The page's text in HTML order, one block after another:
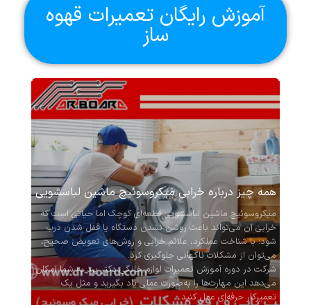
آموزش رایگان تعمیرات قهوه
ساز
همه چیز درباره خرابی میکروسوئیچ ماشین لباسشویی
میکروسوئیچ ماشین لباسشویی قطعه‌ای کوچک اما حیاتی است که
خرابی آن می‌تواند باعث روشن نشدن دستگاه یا قفل شدن درب
شود؛ با شناخت عملکرد، علائم خرابی و روش‌های تعویض صحیح،
می‌توان از مشکلات ناگهانی جلوگیری کرد.
شرکت در دوره آموزش تعمیرات لوازم خانگی دکتر برد به شما امکان
می‌دهد این مهارت‌ها را به‌صورت عملی یاد بگیرید و مثل یک
تعمیرکار حرفه‌ای عمل کنید.